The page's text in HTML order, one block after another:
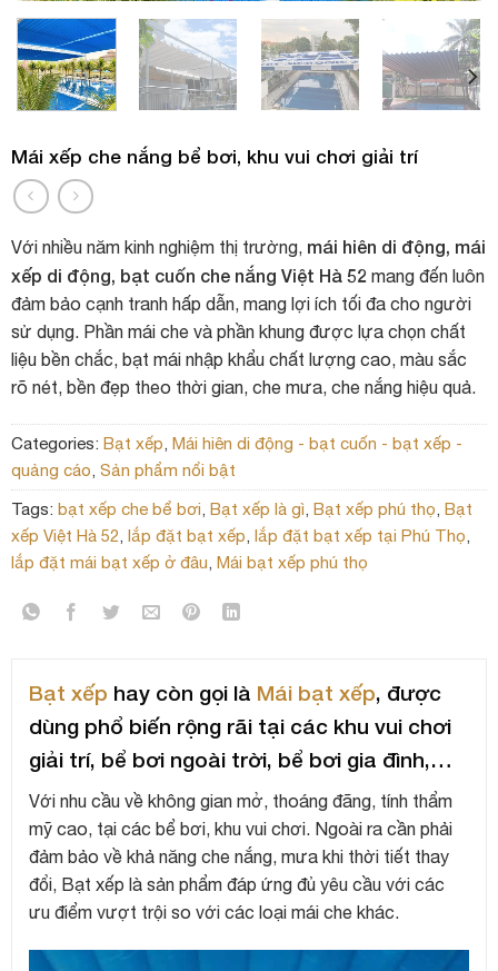
Mái xếp che nắng bể bơi, khu vui chơi giải trí
Với nhiều năm kinh nghiệm thị trường, mái hiên di động, mái
xếp di động, bạt cuốn che nắng Việt Hà 52 mang đến luôn
đảm bảo cạnh tranh hấp dẫn, mang lợi ích tối đa cho người
sử dụng. Phần mái che và phần khung được lựa chọn chất
liệu bền chắc, bạt mái nhập khẩu chất lượng cao, màu sắc
rõ nét, bền đẹp theo thời gian, che mưa, che nắng hiệu quả.
Categories: Bạt xếp, Mái hiên di động - bạt cuốn - bạt xếp -
quảng cáo, Sản phẩm nổi bật
Tags: bạt xếp che bể bơi, Bạt xếp là gì, Bạt xếp phú thọ, Bạt
xếp Việt Hà 52, lắp đặt bạt xếp, lắp đặt bạt xếp tại Phú Thọ,
lắp đặt mái bạt xếp ở đâu, Mái bạt xếp phú thọ
Bạt xếp hay còn gọi là Mái bạt xếp, được
dùng phổ biến rộng rãi tại các khu vui chơi
giải trí, bể bơi ngoài trời, bể bơi gia đình,…
Với nhu cầu về không gian mở, thoáng đãng, tính thẩm
mỹ cao, tại các bể bơi, khu vui chơi. Ngoài ra cần phải
đảm bảo về khả năng che nắng, mưa khi thời tiết thay
đổi, Bạt xếp là sản phẩm đáp ứng đủ yêu cầu với các
ưu điểm vượt trội so với các loại mái che khác.